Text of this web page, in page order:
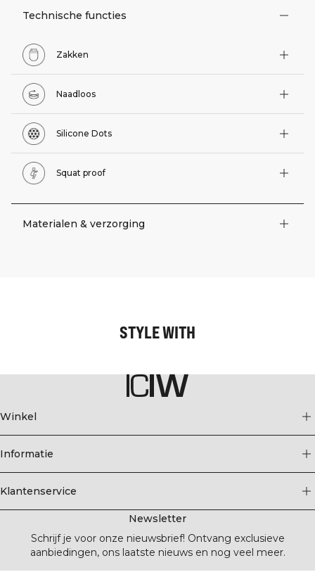
Technische functies
Zakken
Naadloos
Silicone Dots
Squat proof
Materialen & verzorging
STYLE WITH
Winkel
Informatie
Klantenservice
Newsletter
Schrijf je voor onze nieuwsbrief! Ontvang exclusieve
aanbiedingen, ons laatste nieuws en nog veel meer.